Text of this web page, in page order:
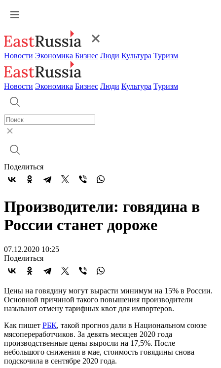
Новости Экономика Бизнес Люди Культура Туризм
Новости Экономика Бизнес Люди Культура Туризм
Поделиться
Производители: говядина в
России станет дороже
07.12.2020 10:25
Поделиться
Цены на говядину могут вырасти минимум на 15% в России.
Основной причиной такого повышения производители
называют отмену тарифных квот для импортеров.
Как пишет РБК, такой прогноз дали в Национальном союзе
мясопереработчиков. За девять месяцев 2020 года
производственные цены выросли на 17,5%. После
небольшого снижения в мае, стоимость говядины снова
подскочила в сентябре 2020 года.